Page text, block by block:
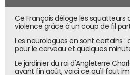
Quant à AgentCore Browser
d'interagir avec le web. "C'est par
agents qui vont réaliser des
Deepak Singh. "Browser Tool est
n'importe quel navigateur web et
Ce Français déloge les squatteurs
violence grâce à un coup de fil
Les neurologues en sont certains :
pour le cerveau et quelques
Le jardinier du roi d'Angleterre
avant fin août, voici ce qu'il faut